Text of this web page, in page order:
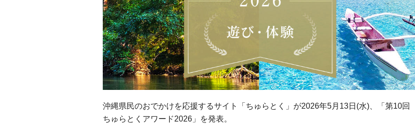
沖縄県民のおでかけを応援するサイト「ちゅらとく」が2026年5月13日(水)、「第10回
ちゅらとくアワード2026」を発表。